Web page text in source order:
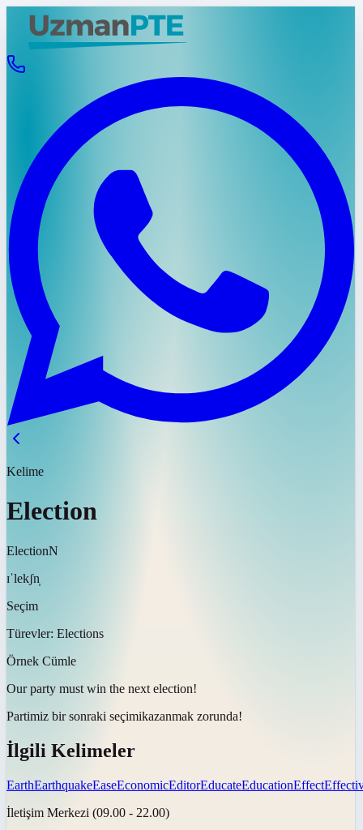
Kelime
Election
ElectionN
ɪˈlekʃn̩
Seçim
Türevler: Elections
Örnek Cümle
Our party must win the next election!
Partimiz bir sonraki seçimikazanmak zorunda!
İlgili Kelimeler
EarthEarthquakeEaseEconomicEditorEducateEducationEffect
İletişim Merkezi (09.00 - 22.00)